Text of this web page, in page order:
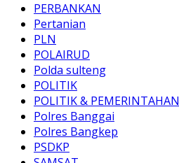
PERBANKAN
Pertanian
PLN
POLAIRUD
Polda sulteng
POLITIK
POLITIK & PEMERINTAHAN
Polres Banggai
Polres Bangkep
PSDKP